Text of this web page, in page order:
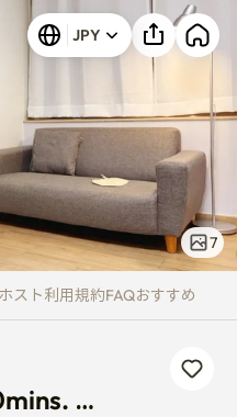
JPY
7
ホスト利用規約FAQおすすめ